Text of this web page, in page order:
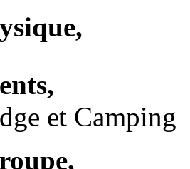
et Camping